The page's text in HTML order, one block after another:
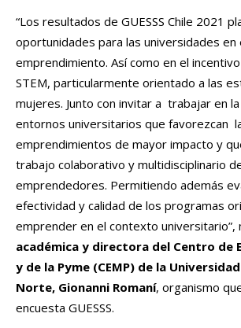
“Los resultados de GUESSS Chile 2021
oportunidades para las universidades
emprendimiento. Así como en el
STEM, particularmente orientado a las
mujeres. Junto con invitar a trabajar en
entornos universitarios que favorezcan
emprendimientos de mayor impacto y
trabajo colaborativo y multidisciplinario
emprendedores. Permitiendo además
efectividad y calidad de los programas
emprender en el contexto universitario”,
académica y directora del Centro de
y de la Pyme (CEMP) de la
Norte, Gionanni Romaní, organismo
encuesta GUESSS.